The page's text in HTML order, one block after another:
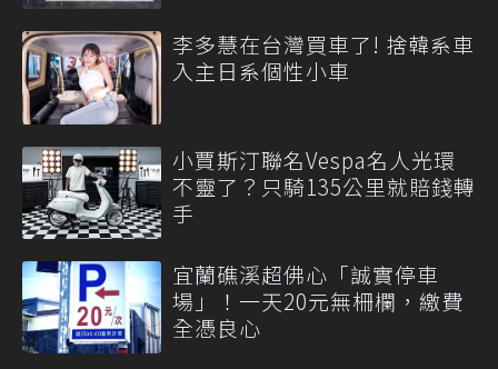
李多慧在台灣買車了! 捨韓系車
入主日系個性小車
小賈斯汀聯名Vespa名人光環
不靈了？只騎135公里就賠錢轉
手
宜蘭礁溪超佛心「誠實停車
場」！一天20元無柵欄，繳費
全憑良心